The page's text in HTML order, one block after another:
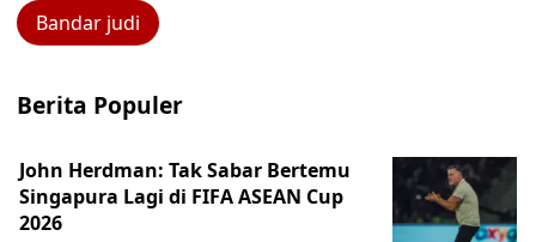
Bandar judi
Berita Populer
John Herdman: Tak Sabar Bertemu
Singapura Lagi di FIFA ASEAN Cup
2026